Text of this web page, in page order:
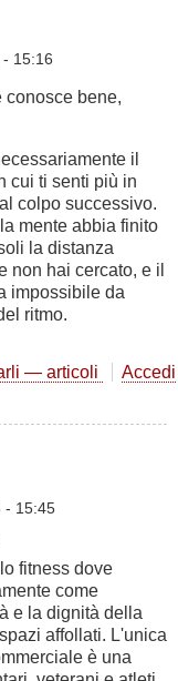
15:16
conosce bene,
il
cui ti senti più in
colpo successivo.
mente abbia finito
la distanza
non hai cercato, e il
impossibile da
ritmo.
— articoli
Accedi
- 15:45
fitness dove
come
e la dignità della
affollati. L'unica
è una